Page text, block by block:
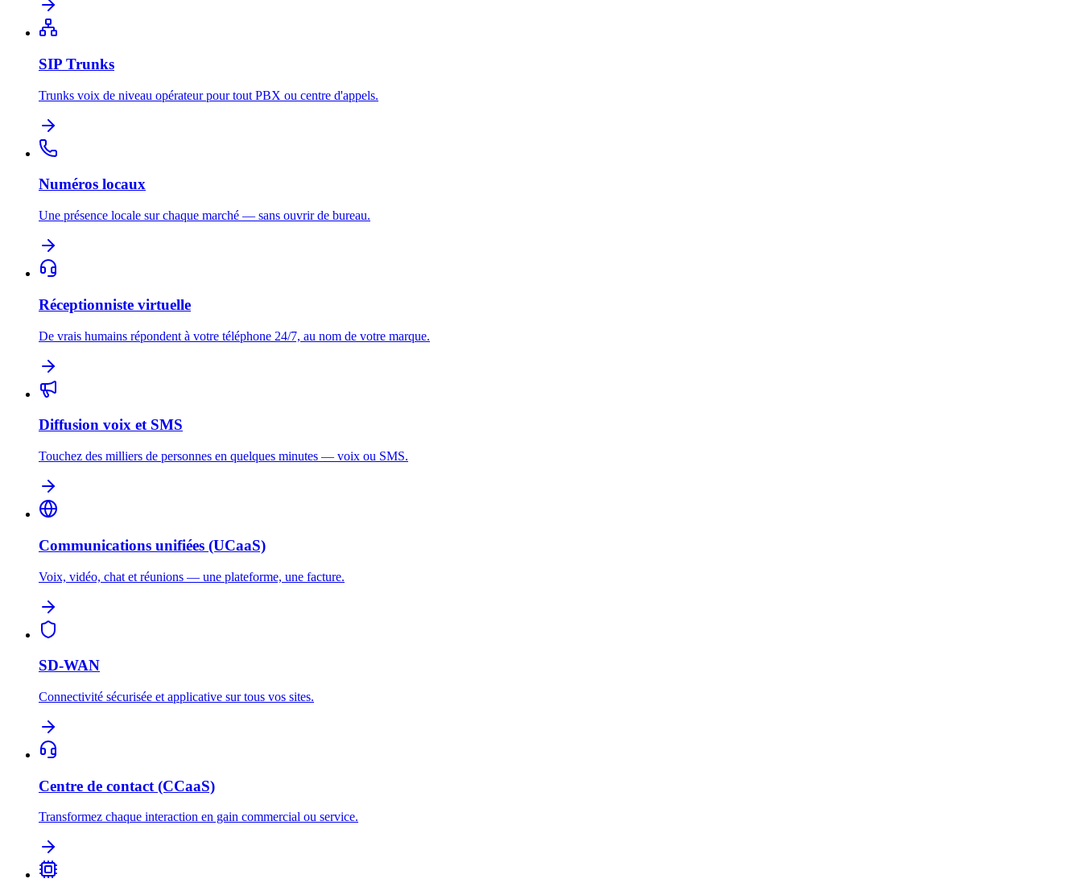
SIP Trunks
Trunks voix de niveau opérateur pour tout PBX ou centre d'appels.
Numéros locaux
Une présence locale sur chaque marché — sans ouvrir de bureau.
Réceptionniste virtuelle
De vrais humains répondent à votre téléphone 24/7, au nom de votre marque.
Diffusion voix et SMS
Touchez des milliers de personnes en quelques minutes — voix ou SMS.
Communications unifiées (UCaaS)
Voix, vidéo, chat et réunions — une plateforme, une facture.
SD-WAN
Connectivité sécurisée et applicative sur tous vos sites.
Centre de contact (CCaaS)
Transformez chaque interaction en gain commercial ou service.